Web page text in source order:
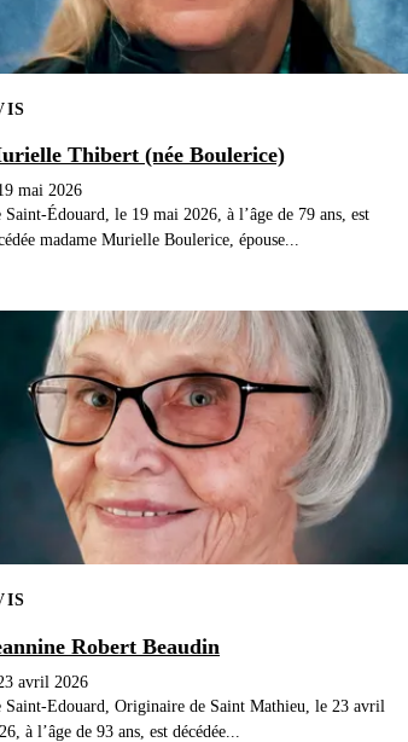
Thibert (née Boulerice)
mai 2026
Saint-Édouard, le 19 mai 2026, à l’âge de 79 ans, est
madame Murielle Boulerice, épouse...
Robert Beaudin
avril 2026
Saint-Edouard, Originaire de Saint Mathieu, le 23 avril
à l’âge de 93 ans, est décédée...